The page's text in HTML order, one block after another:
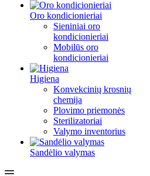
Oro kondicionieriai
Sieniniai oro
kondicionieriai
Mobilūs oro
kondicionieriai
Higiena
Konvekcinių krosnių
chemija
Plovimo priemonės
Sterilizatoriai
Valymo inventorius
Sandėlio valymas